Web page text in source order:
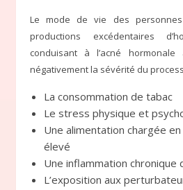
Le mode de vie des
productions excédentaires
conduisant à l’acné
négativement la sévérité du
La consommation de tabac
Le stress physique et
Une alimentation chargée
élevé
Une inflammation chronique
L’exposition aux